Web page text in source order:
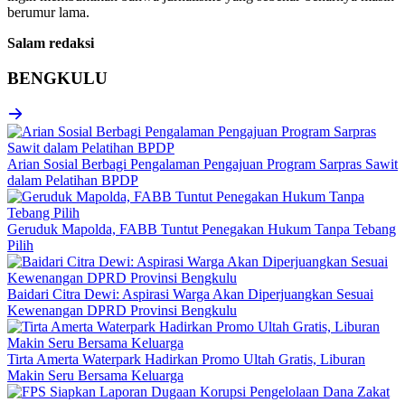
berumur lama.
Salam redaksi
BENGKULU
Arian Sosial Berbagi Pengalaman Pengajuan Program Sarpras Sawit
dalam Pelatihan BPDP
Geruduk Mapolda, FABB Tuntut Penegakan Hukum Tanpa Tebang
Pilih
Baidari Citra Dewi: Aspirasi Warga Akan Diperjuangkan Sesuai
Kewenangan DPRD Provinsi Bengkulu
Tirta Amerta Waterpark Hadirkan Promo Ultah Gratis, Liburan
Makin Seru Bersama Keluarga